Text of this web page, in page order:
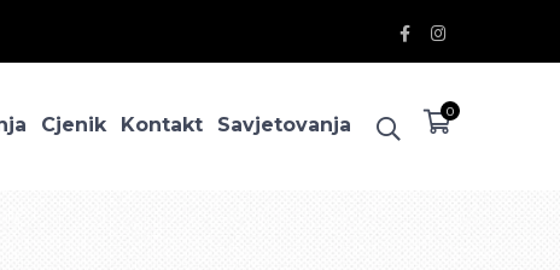
Facebook
Profile
Instagram
Profile
0
Cjenik Kontakt Savjetovanja